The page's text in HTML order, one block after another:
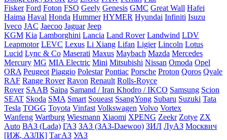
Fisker Ford Foton FSO Geely Genesis GMC Great Wall Hafei
Haima Haval Honda Hummer HYMER Hyundai Infiniti Isuzu
Iveco JAC Jaecoo Jaguar Jeep
KGM Kia Lamborghini Lancia Land Rover Landwind LDV
Leapmotor LEVC Lexus Li Xiang Lifan Ligier Lincoln Lotus
Lucid Lync & Co Maserati Maxus Maybach Mazda Mercedes
Mercury MG MIA Electric Mini Mitsubishi Nissan Omoda Opel
ORA Peugeot Piaggio Polestar Pontiac Porsche Proton Qoros Qvale
RAF Range Rover Ravon Renault Rolls-Royce
Rover SAAB Saipa Samand / Iran Khodro / IKCO Samsung Scion
SEAT Skoda SMA Smart Soueast SsangYong Subaru Suzuki Tata
Tesla TOGG Toyota Vinfast Volkswagen Volvo Vortex
Wanfeng Wartburg Wiesmann Xiaomi XPENG Zeekr Zotye ZX
Auto ВАЗ (Lada) ГАЗ ЗАЗ (ЗАЗ-Daewoo) ЗИЛ ЛуАЗ Москвич
[ИЖ, АЗЛК] ТагАЗ УАЗ